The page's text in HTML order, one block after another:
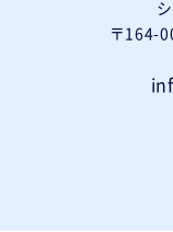
〒164-